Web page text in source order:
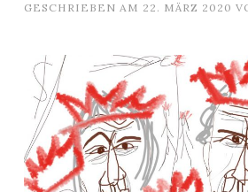
GESCHRIEBEN AM 22. MÄRZ 2020